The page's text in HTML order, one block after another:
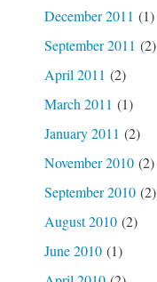
December 2011 (1)
September 2011 (2)
April 2011 (2)
March 2011 (1)
January 2011 (2)
November 2010(2)
September 2010(2)
August 2010(2)
June 2010(1)